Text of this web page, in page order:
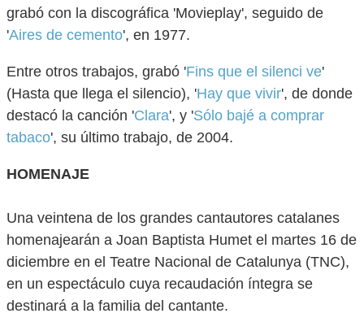
grabó con la discográfica 'Movieplay', seguido de
'Aires de cemento', en 1977.
Entre otros trabajos, grabó 'Fins que el silenci ve'
(Hasta que llega el silencio), 'Hay que vivir', de donde
destacó la canción 'Clara', y 'Sólo bajé a comprar
tabaco', su último trabajo, de 2004.
HOMENAJE
Una veintena de los grandes cantautores catalanes
homenajearán a Joan Baptista Humet el martes 16 de
diciembre en el Teatre Nacional de Catalunya (TNC),
en un espectáculo cuya recaudación íntegra se
destinará a la familia del cantante.